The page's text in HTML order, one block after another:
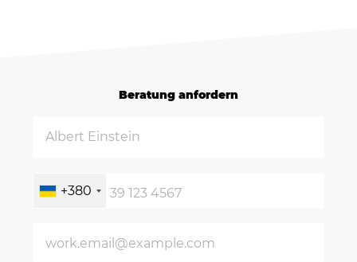
Beratung anfordern
+380